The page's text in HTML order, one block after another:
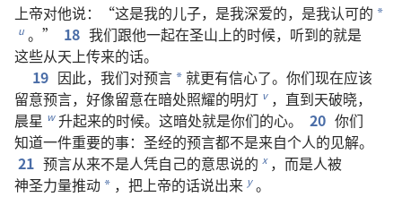
上帝对他说：“这是我的儿子， 是我深爱的， 是我认可的 *
u 。” 18 我们跟他一起在圣山上的时候， 听到的就是
这些从天上传来的话。
19 因此， 我们对预言 *就更有信心了。 你们现在应该
留意预言， 好像留意在暗处照耀的明灯 v ， 直到天破晓，
晨星 w 升起来的时候。 这暗处就是你们的心。 20 你们
知道一件重要的事： 圣经的预言都不是来自个人的见解。
21 预言从来不是人凭自己的意思说的 x ， 而是人被
神圣力量推动 * ， 把上帝的话说出来 y 。